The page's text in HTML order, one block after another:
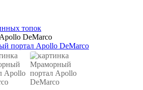
топок
DeMarco